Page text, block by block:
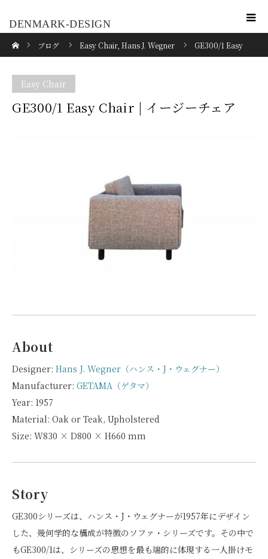
DENMARK-DESIGN
ブログ Easy Chair, Hans J. Wegner GE300/1 Easy
Easy Chair
GE300/1 Easy Chair | イージーチェア
About
Designer: Hans J. Wegner（ハンス・J・ウェグナー）
Manufacturer: GETAMA（ゲタマ）
Year: 1957
Material: Oak or Teak, Upholstered
Size: W830 × D800 × H660 mm
Story
GE300シリーズは、ハンス・J・ウェグナーが1957年にデザイン
した、幾何学的な構成が特徴のソファ・シリーズです。その中で
もGE300/1は、シリーズの思想を最も端的に体現する一人掛けモ